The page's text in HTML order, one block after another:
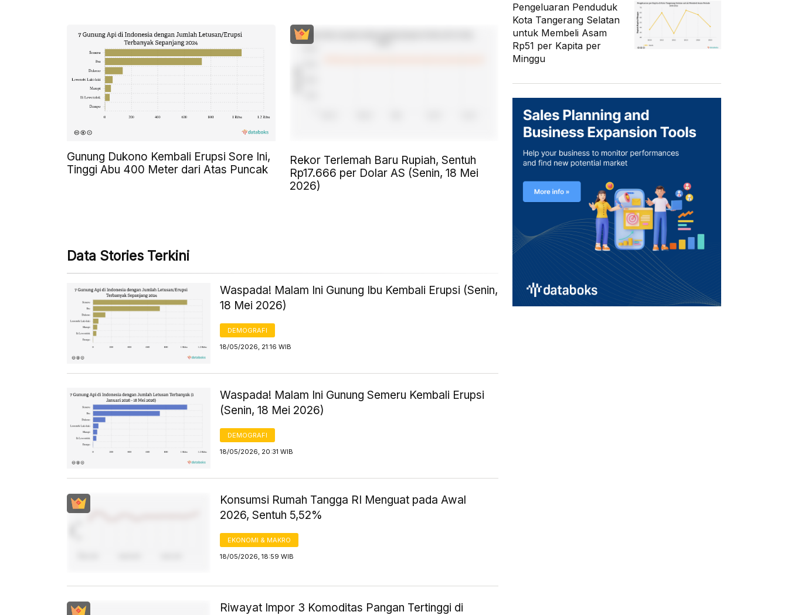
Gunung Dukono Kembali Erupsi Sore Ini,
Tinggi Abu 400 Meter dari Atas Puncak
Rekor Terlemah Baru Rupiah, Sentuh
Rp17.666 per Dolar AS (Senin, 18 Mei
2026)
Data Stories Terkini
Waspada! Malam Ini Gunung Ibu Kembali Erupsi (Senin,
18 Mei 2026)
DEMOGRAFI
18/05/2026, 21:16 WIB
Waspada! Malam Ini Gunung Semeru Kembali Erupsi
(Senin, 18 Mei 2026)
DEMOGRAFI
18/05/2026, 20:31 WIB
Konsumsi Rumah Tangga RI Menguat pada Awal
2026, Sentuh 5,52%
EKONOMI & MAKRO
18/05/2026, 18:59 WIB
Riwayat Impor 3 Komoditas Pangan Tertinggi di
Pengeluaran Penduduk
Kota Tangerang Selatan
untuk Membeli Asam
Rp51 per Kapita per
Minggu